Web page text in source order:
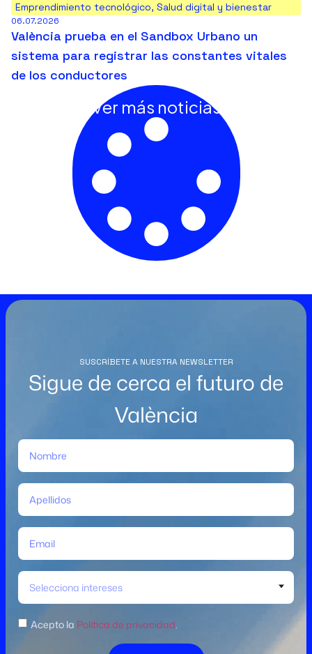
Emprendimiento tecnológico, Salud digital y bienestar
06.07.2026
València prueba en el Sandbox Urbano un
sistema para registrar las constantes vitales
de los conductores
Ver más noticias
SUSCRÍBETE A NUESTRA NEWSLETTER
Sigue de cerca el futuro de
València
Selecciona intereses
Acepto la Política de privacidad.